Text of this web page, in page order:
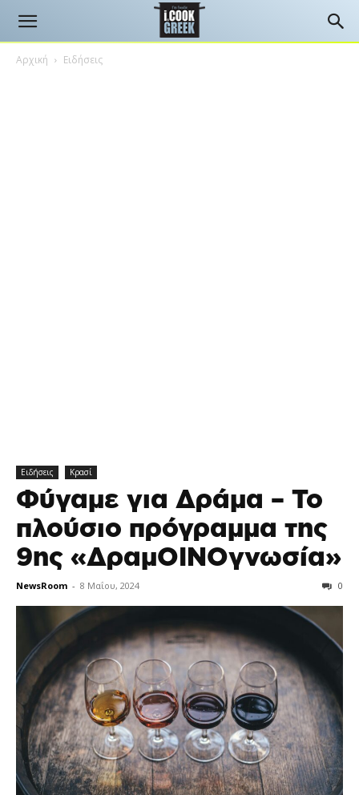
Αρχική Ειδήσεις
Ειδήσεις Κρασί
Φύγαμε για Δράμα – Το
πλούσιο πρόγραμμα της
9ης «ΔραμΟΙΝΟγνωσία»
NewsRoom - 8 Μαΐου, 2024 0